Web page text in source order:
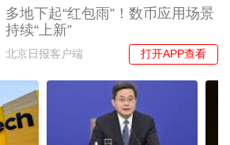
多地下起“红包雨”！数币应用场景
持续“上新”
北京日报客户端 打开APP查看